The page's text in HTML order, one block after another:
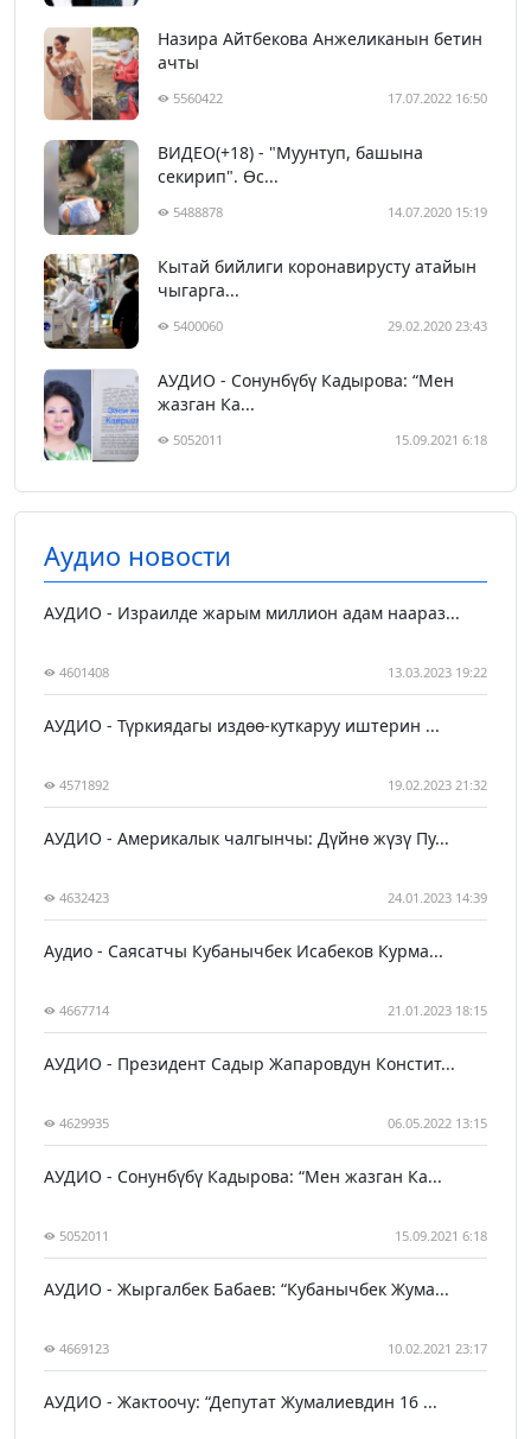
Назира Айтбекова Анжеликанын бетин
ачты
5560422 17.07.2022 16:50
ВИДЕО(+18) - "Муунтуп, башына
секирип". Өс...
5488878 14.07.2020 15:19
Кытай бийлиги коронавирусту атайын
чыгарга...
5400060 29.02.2020 23:43
АУДИО - Сонунбүбү Кадырова: “Мен
жазган Ка...
5052011 15.09.2021 6:18
Аудио новости
АУДИО - Израилде жарым миллион адам наараз...
4601408 13.03.2023 19:22
АУДИО - Түркиядагы издөө-куткаруу иштерин ...
4571892 19.02.2023 21:32
АУДИО - Америкалык чалгынчы: Дүйнө жүзү Пу...
4632423 24.01.2023 14:39
Аудио - Саясатчы Кубанычбек Исабеков Курма...
4667714 21.01.2023 18:15
АУДИО - Президент Садыр Жапаровдун Констит...
4629935 06.05.2022 13:15
АУДИО - Сонунбүбү Кадырова: “Мен жазган Ка...
5052011 15.09.2021 6:18
АУДИО - Жыргалбек Бабаев: “Кубанычбек Жума...
4669123 10.02.2021 23:17
АУДИО - Жактоочу: “Депутат Жумалиевдин 16 ...